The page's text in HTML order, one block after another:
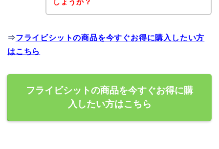
しょうか？
⇒フライビシットの商品を今すぐお得に購入したい方
はこちら
フライビシットの商品を今すぐお得に購
入したい方はこちら